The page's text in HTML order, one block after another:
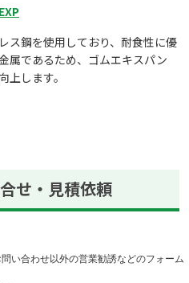
ス鋼を使用しており、耐食性に優
属であるため、ゴムエキスパン
上します。
せ・見積依頼
い合わせ以外の営業勧誘などのフォーム